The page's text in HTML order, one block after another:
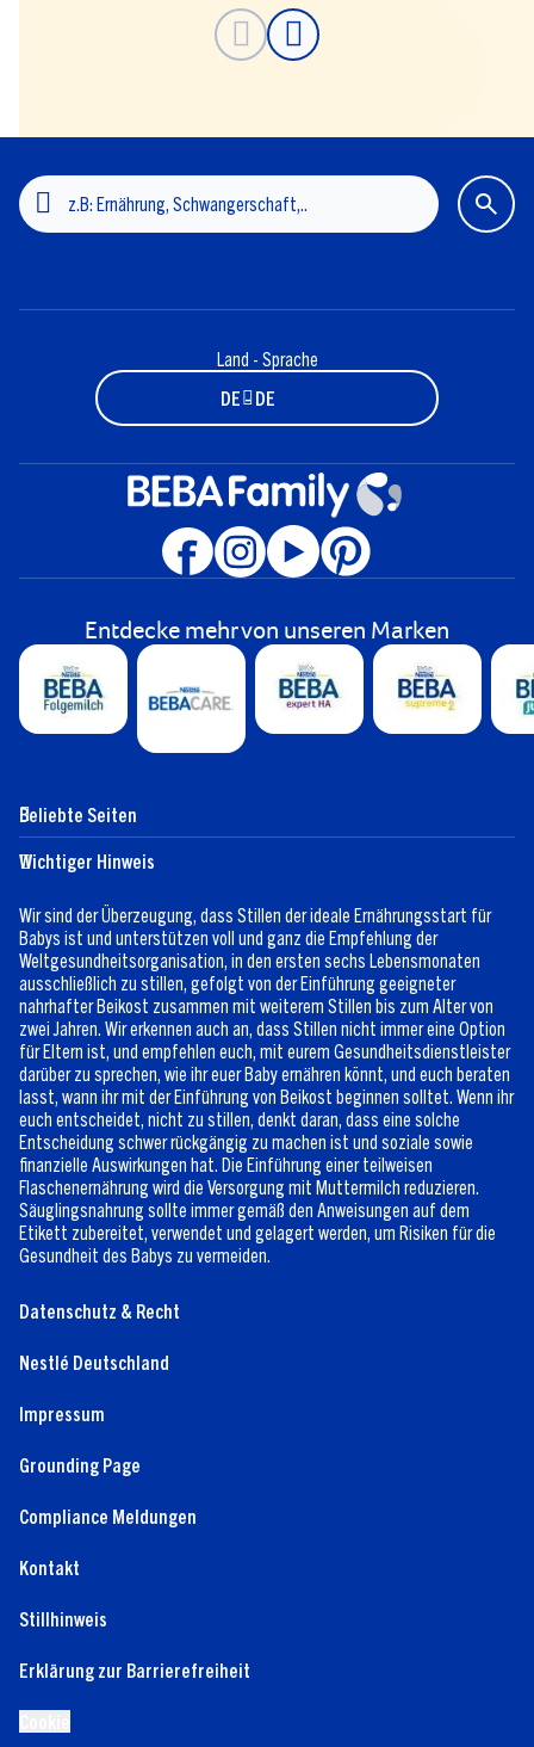
Land - Sprache
DE - DE
Entdecke mehr von unseren Marken
Beliebte Seiten
Hilfe
Expert:innen
Kontaktformular
Club-Info
Registrieren/Anmelden
Wichtiger Hinweis
Wir sind der Überzeugung, dass Stillen der ideale Ernährungsstart für
Babys ist und unterstützen voll und ganz die Empfehlung der
Weltgesundheitsorganisation, in den ersten sechs Lebensmonaten
ausschließlich zu stillen, gefolgt von der Einführung geeigneter
nahrhafter Beikost zusammen mit weiterem Stillen bis zum Alter von
zwei Jahren. Wir erkennen auch an, dass Stillen nicht immer eine Option
für Eltern ist, und empfehlen euch, mit eurem Gesundheitsdienstleister
darüber zu sprechen, wie ihr euer Baby ernähren könnt, und euch beraten
lasst, wann ihr mit der Einführung von Beikost beginnen solltet. Wenn ihr
euch entscheidet, nicht zu stillen, denkt daran, dass eine solche
Entscheidung schwer rückgängig zu machen ist und soziale sowie
finanzielle Auswirkungen hat. Die Einführung einer teilweisen
Flaschenernährung wird die Versorgung mit Muttermilch reduzieren.
Säuglingsnahrung sollte immer gemäß den Anweisungen auf dem
Etikett zubereitet, verwendet und gelagert werden, um Risiken für die
Gesundheit des Babys zu vermeiden.
Datenschutz & Recht
Nestlé Deutschland
Impressum
Grounding Page
Compliance Meldungen
Kontakt
Stillhinweis
Erklärung zur Barrierefreiheit